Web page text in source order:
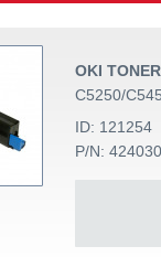
OKI
C5250/
ID: 121254
P/N: